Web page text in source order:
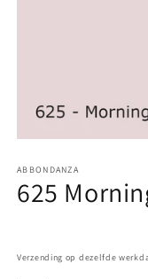
openen
in
modaal
ABBONDANZA
625
Verzending op dezelfde